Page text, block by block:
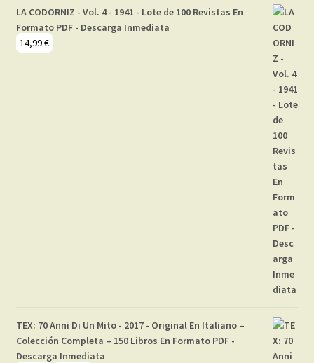
LA CODORNIZ - Vol. 4 - 1941 - Lote de 100 Revistas En
Formato PDF - Descarga Inmediata
14,99€
TEX: 70 Anni Di Un Mito - 2017 - Original En Italiano –
Colección Completa – 150 Libros En Formato PDF -
Descarga Inmediata